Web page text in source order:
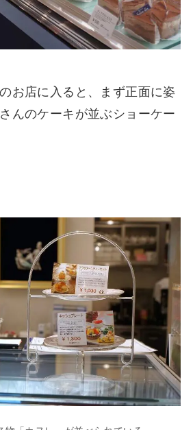
お店に入ると、まず正面に姿
んのケーキが並ぶショーケー